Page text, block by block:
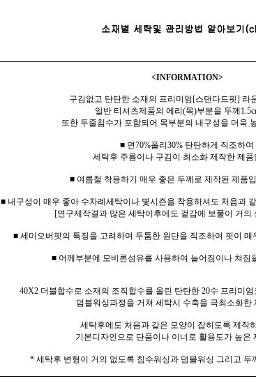
<INFORMATION>
구김없고 탄탄한 소재의 프리미엄[스탠다드핏] 라
일반 티셔츠제품의 에리(목)부분을 두께
또한 두줄침수가 포함되어 목부분의 내구성을 더욱
■ 면70%폴리30% 탄탄하게 직조하여
세탁후 주름이나 구김이 최소화 제작한 제품
■ 여름철 착용하기 매우 좋은 두께로 제작된 제품
■ 내구성이 매우 좋아 수차례세탁이나 몇시즌을 착용하셔도 처음과
[연구제작결과 많은 세탁이후에도 겉감에 보풀이 거의
■ 세미오버핏의 특징을 고려하여 두툼한 원단을 직조하여 핏이
■ 어께부분에 모비론섬유를 사용하여 늘어짐이나 쳐짐
40X2 더블합수로 소재의 조직합수를 올린 탄탄한 20수 프리미
덤블워싱과정을 거쳐 세탁시 수축을 극최소화한
세탁후에도 처음과 같은 모양이 잡히도록 제작
기본디자인으로 단품이나 이너로 활용도가 높은
* 세탁후 변형이 거의 없도록 침수워싱과 덤블워싱 그리고